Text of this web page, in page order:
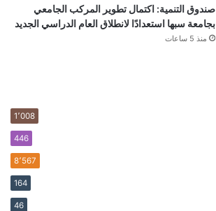
صندوق التنمية: اكتمال تطوير المركب الجامعي
بجامعة سبها استعدادًا لانطلاق العام الدراسي الجديد
منذ 5 ساعات
1٬008
446
8٬567
164
46